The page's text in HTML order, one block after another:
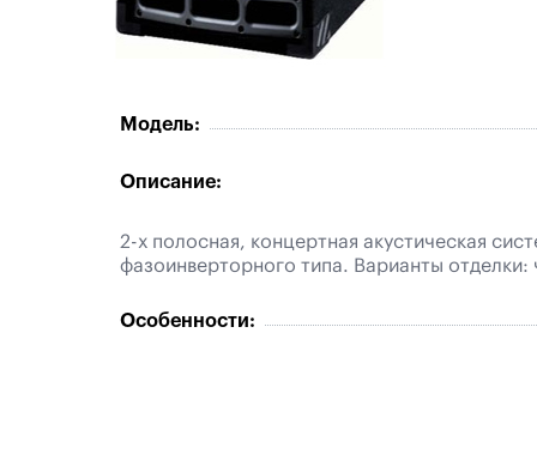
Модель:
Описание:
2-х полосная, концертная акустическая
фазоинверторного типа. Варианты отделки:
Особенности: